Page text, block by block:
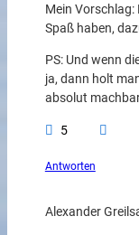
Mein
Spaß haben,
PS: Und wenn
ja, dann holt
absolut
5
Antworten
Alexander Greil